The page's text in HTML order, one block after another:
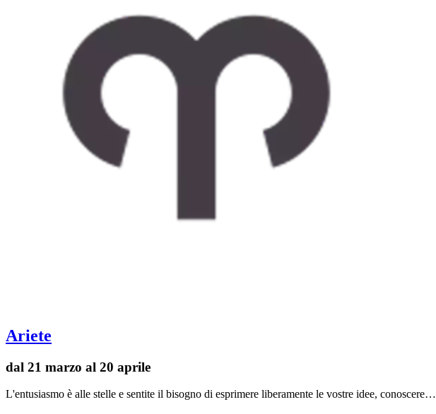
Ariete
dal 21 marzo al 20 aprile
L'entusiasmo è alle stelle e sentite il bisogno di esprimere liberamente le vostre idee, conoscere…